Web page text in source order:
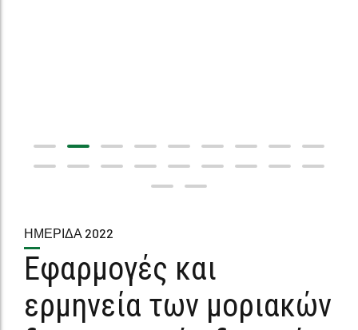
Εφαρμογές και
ερμηνεία των μοριακών
διαγνωστικών δοκιμών